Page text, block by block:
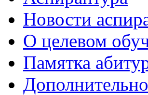
Новости
О целевом
Памятка